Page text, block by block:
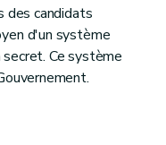
des candidats
d'un système
Ce système